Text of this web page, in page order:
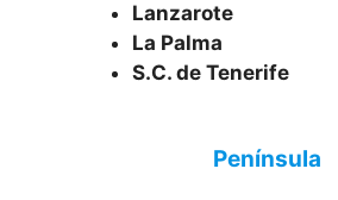
Lanzarote
La Palma
S.C. de Tenerife
Península